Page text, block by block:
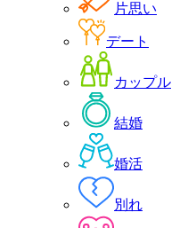
片思い
デート
カップル
結婚
婚活
別れ